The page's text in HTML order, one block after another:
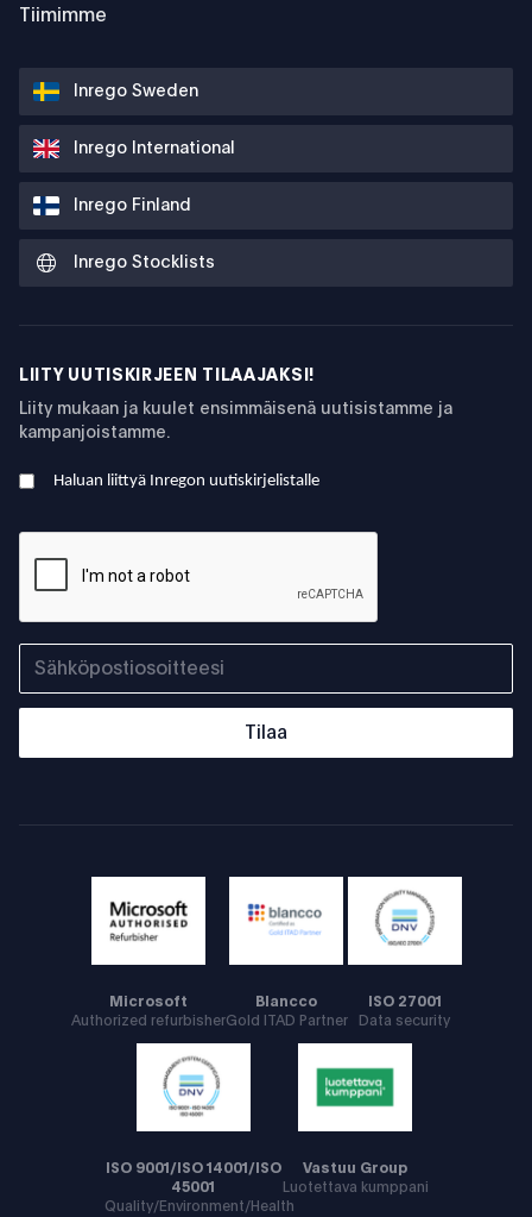
Tiimimme
Inrego Sweden
Inrego International
Inrego Finland
Inrego Stocklists
LIITY UUTISKIRJEEN TILAAJAKSI!
Liity mukaan ja kuulet ensimmäisenä uutisistamme ja
kampanjoistamme.
Haluan liittyä Inregon uutiskirjelistalle
Tilaa
Microsoft
Authorized refurbisher
Blancco
Gold ITAD Partner
ISO 27001
Data security
ISO 9001/ISO 14001/ISO
45001
Quality/Environment/Health
Vastuu Group
Luotettava kumppani